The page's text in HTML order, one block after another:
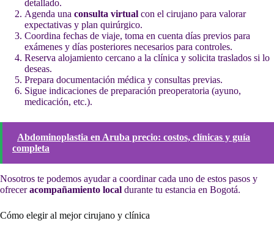
detallado.
Agenda una consulta virtual con el cirujano para valorar
expectativas y plan quirúrgico.
Coordina fechas de viaje, toma en cuenta días previos para
exámenes y días posteriores necesarios para controles.
Reserva alojamiento cercano a la clínica y solicita traslados si lo
deseas.
Prepara documentación médica y consultas previas.
Sigue indicaciones de preparación preoperatoria (ayuno,
medicación, etc.).
Abdominoplastia en Aruba precio: costos, clínicas y guía
completa
Nosotros te podemos ayudar a coordinar cada uno de estos pasos y
ofreceracompañamiento local durante tu estancia en Bogotá.
Cómo elegir al mejor cirujano y clínica